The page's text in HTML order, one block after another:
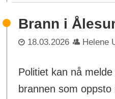
Brann i
18.03.2026 Helene
Politiet kan nå
brannen som